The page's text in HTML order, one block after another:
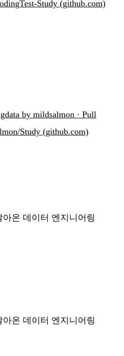
Study (github.com)
by mildsalmon · Pull
Study (github.com)
온 데이터 엔지니어링
온 데이터 엔지니어링